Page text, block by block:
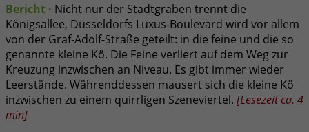
Bericht · Nicht nur der Stadtgraben trennt die
Königsallee, Düsseldorfs Luxus-Boulevard wird vor allem
von der Graf-Adolf-Straße geteilt: in die feine und die so
genannte kleine Kö. Die Feine verliert auf dem Weg zur
Kreuzung inzwischen an Niveau. Es gibt immer wieder
Leerstände. Währenddessen mausert sich die kleine Kö
inzwischen zu einem quirrligen Szeneviertel. [Lesezeit ca. 4
min]